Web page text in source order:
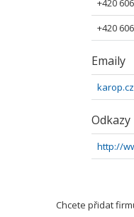
+420
+420
Emaily
Odkazy
http://
Chcete přidat